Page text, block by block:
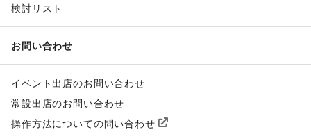
検討リスト
お問い合わせ
イベント出店のお問い合わせ
常設出店のお問い合わせ
操作方法についての問い合わせ